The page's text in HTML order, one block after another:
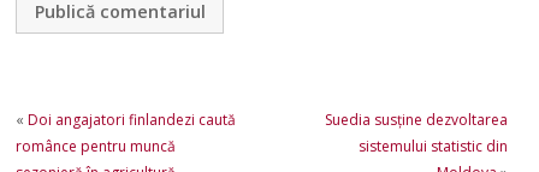
«Doi angajatori finlandezi caută
românce pentru muncă
Suedia susține dezvoltarea
sistemului statistic din